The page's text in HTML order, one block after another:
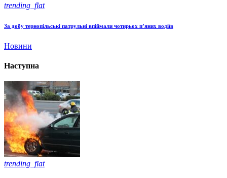
trending_flat
За добу тернопільські патрульні впіймали чотирьох п’яних водіїв
Новини
Наступна
trending_flat